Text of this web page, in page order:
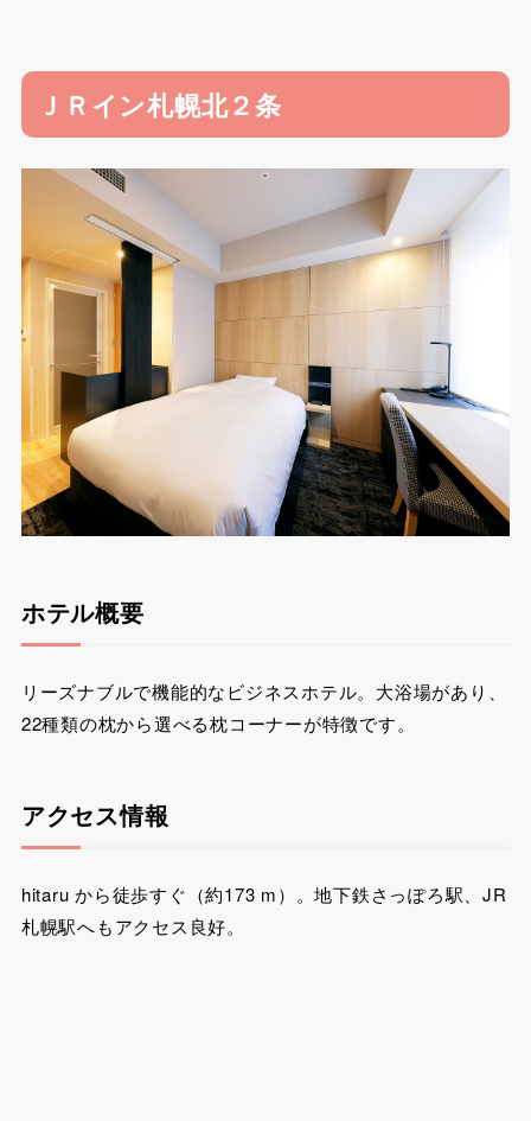
ＪＲイン札幌北２条
ホテル概要
リーズナブルで機能的なビジネスホテル。大浴場があり、
22種類の枕から選べる枕コーナーが特徴です。
アクセス情報
hitaru から徒歩すぐ（約173 m）。地下鉄さっぽろ駅、JR
札幌駅へもアクセス良好。